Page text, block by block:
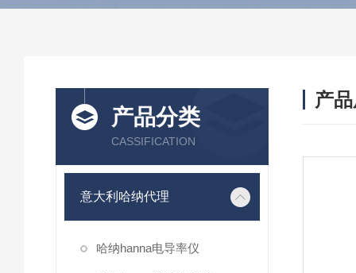
产品分类
CASSIFICATION
意大利哈纳代理
哈纳hanna电导率仪
产